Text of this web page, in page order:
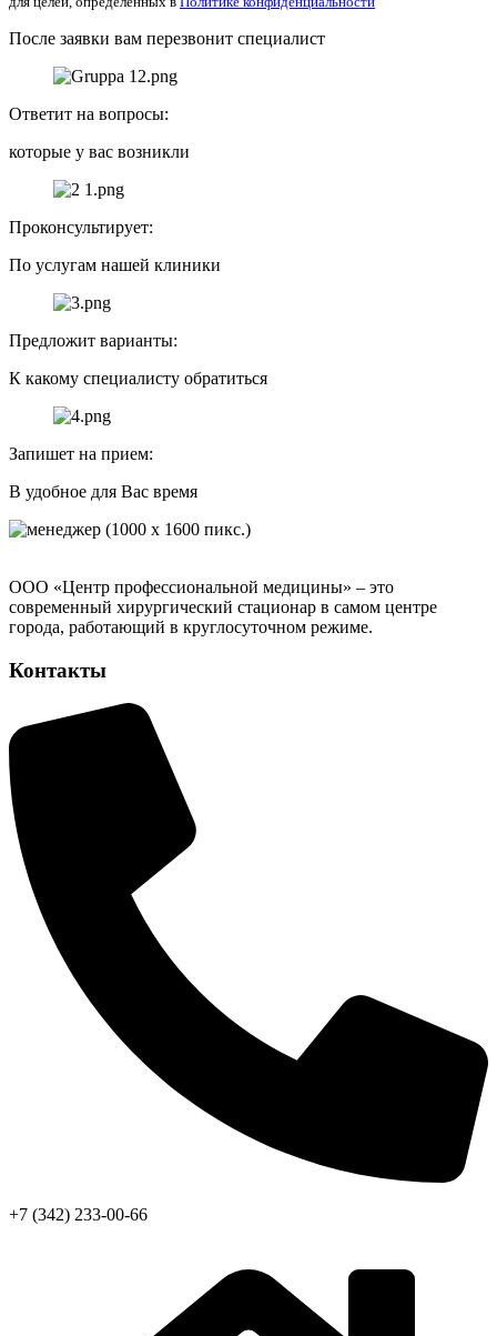
После заявки вам перезвонит специалист
Ответит на вопросы:
которые у вас возникли
Проконсультирует:
По услугам нашей клиники
Предложит варианты:
К какому специалисту обратиться
Запишет на прием:
В удобное для Вас время
ООО «Центр профессиональной медицины» – это
современный хирургический стационар в самом центре
города, работающий в круглосуточном режиме.
Контакты
+7 (342) 233-00-66